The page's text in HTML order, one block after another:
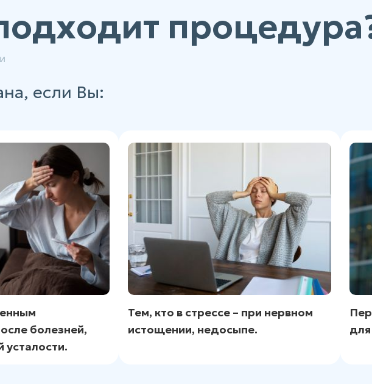
если Вы:
болезней,
усталости.
Тем, кто в стрессе – при нервном
истощении, недосыпе.